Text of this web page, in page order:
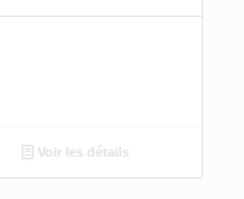
Voir les détails